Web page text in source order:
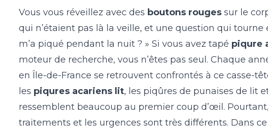
Vous vous réveillez avec des boutons rouges sur le
qui n’étaient pas là la veille, et une question qui tourne
m’a piqué pendant la nuit ? » Si vous avez tapé piqure
moteur de recherche, vous n’êtes pas seul. Chaque
en Île-de-France se retrouvent confrontés à ce casse-
les piqures acariens lit, les piqûres de punaises de lit
ressemblent beaucoup au premier coup d’œil.
traitements et les urgences sont très différents. Dans